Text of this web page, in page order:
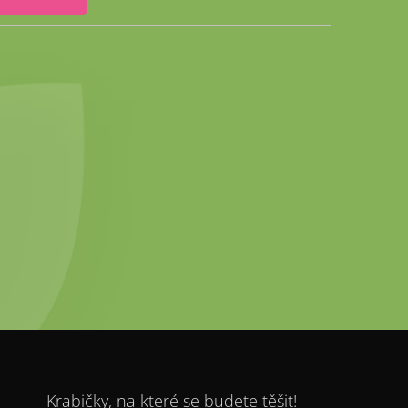
Krabičky, na které se budete těšit!